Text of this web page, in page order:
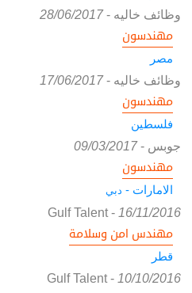
وظائف خاليه -
28/06/2017
مهندسون
مصر
وظائف خاليه -
17/06/2017
مهندسون
فلسطين
جوبس -
09/03/2017
مهندسون
الامارات - دبي
Gulf Talent- 16/11/2016
مهندس امن وسلامة
قطر
Gulf Talent- 10/10/2016